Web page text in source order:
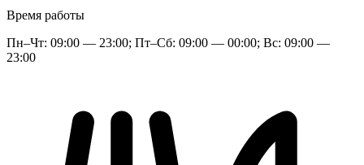
Время работы
Пн–Чт: 09:00 — 23:00; Пт–Сб: 09:00 — 00:00; Вс: 09:00 —
23:00